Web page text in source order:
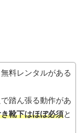
料レンタルがある
踏ん張る動作があ
靴下はほぼ必須と